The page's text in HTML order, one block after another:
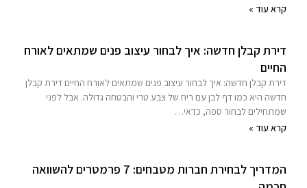
קרא עוד »
דירת קבלן חדשה: איך לבחור עיצוב פנים שמתאים לאורח
החיים
דירת קבלן חדשה: איך לבחור עיצוב פנים שמתאים לאורח החיים דירת קבלן
חדשה היא כמו דף לבן עם ריח של צבע טרי והבטחה גדולה. אבל לפני
שמתחילים לבחור ספה, כדאי…
קרא עוד »
המדריך לבחירת חברות מטבחים: 7 פרמטרים להשוואה